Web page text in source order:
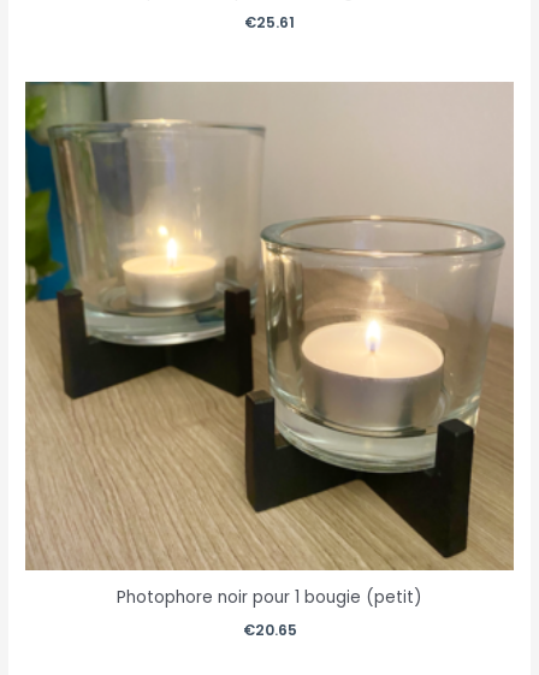
€25.61
Photophore noir pour 1 bougie (petit)
€20.65